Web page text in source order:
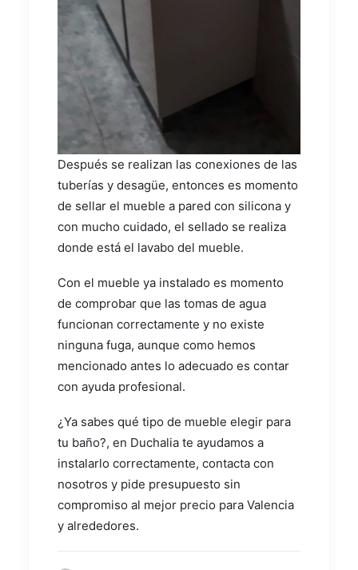
Después se realizan las conexiones de las
tuberías y desagüe, entonces es momento
de sellar el mueble a pared con silicona y
con mucho cuidado, el sellado se realiza
donde está el lavabo del mueble.
Con el mueble ya instalado es momento
de comprobar que las tomas de agua
funcionan correctamente y no existe
ninguna fuga, aunque como hemos
mencionado antes lo adecuado es contar
con ayuda profesional.
¿Ya sabes qué tipo de mueble elegir para
tu baño?, en Duchalia te ayudamos a
instalarlo correctamente, contacta con
nosotros y pide presupuesto sin
compromiso al mejor precio para Valencia
y alrededores.